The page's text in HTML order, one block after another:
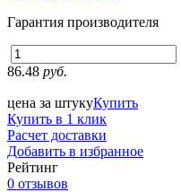
Гарантия производителя
86.48 руб.
цена за штукуКупить
Купить в 1 клик
Расчет доставки
Добавить в избранное
Рейтинг
0 отзывов